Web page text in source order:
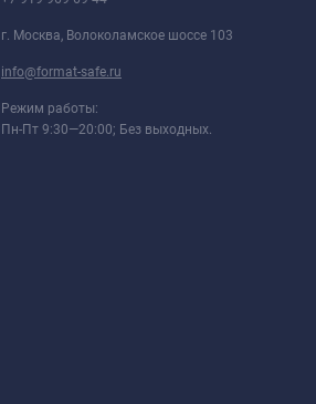
г. Москва, Волоколамское шоссе 103
info@format-safe.ru
Режим работы:
Пн-Пт 9:30—20:00; Без выходных.